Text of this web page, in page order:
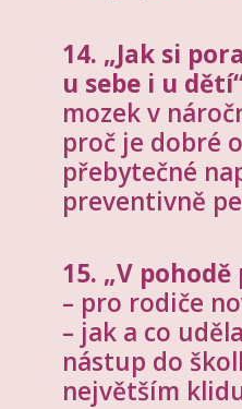
14. „Jak si
u sebe i u
mozek v
proč je dobré
přebytečné
preventivně
15. „V
– pro rodiče
– jak a co
nástup do
největším